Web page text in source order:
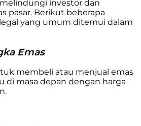
investor dan
pasar. Berikut beberapa
yang umum ditemui dalam
Emas
membeli atau menjual emas
di masa depan dengan harga